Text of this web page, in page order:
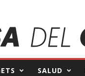
SALUD